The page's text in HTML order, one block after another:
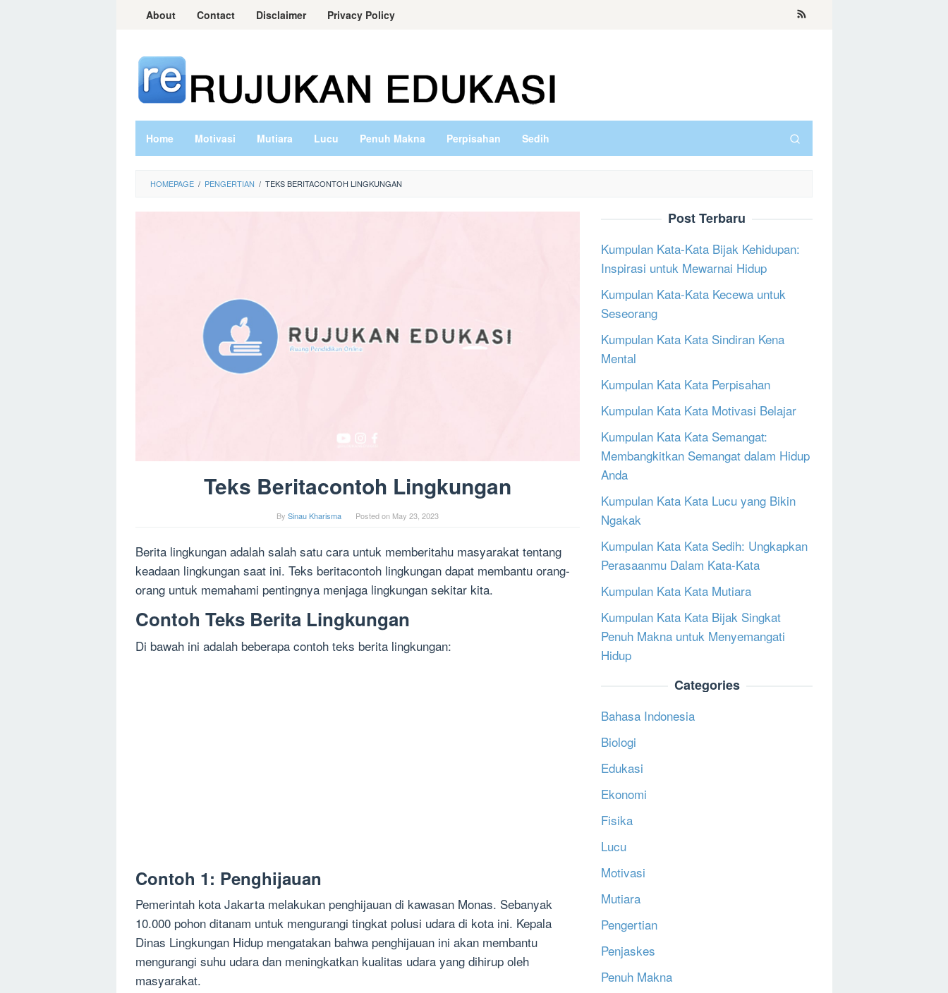
About Contact Disclaimer Privacy Policy
Home Motivasi Mutiara Lucu Penuh Makna Perpisahan Sedih
HOMEPAGE / PENGERTIAN / TEKS BERITACONTOH LINGKUNGAN
Teks Beritacontoh Lingkungan
By Sinau Kharisma Posted on May 23, 2023
Berita lingkungan adalah salah satu cara untuk memberitahu masyarakat tentang
keadaan lingkungan saat ini. Teks beritacontoh lingkungan dapat membantu orang-
orang untuk memahami pentingnya menjaga lingkungan sekitar kita.
Contoh Teks Berita Lingkungan
Di bawah ini adalah beberapa contoh teks berita lingkungan:
Contoh 1: Penghijauan
Pemerintah kota Jakarta melakukan penghijauan di kawasan Monas. Sebanyak
10.000 pohon ditanam untuk mengurangi tingkat polusi udara di kota ini. Kepala
Dinas Lingkungan Hidup mengatakan bahwa penghijauan ini akan membantu
mengurangi suhu udara dan meningkatkan kualitas udara yang dihirup oleh
masyarakat.
Post Terbaru
Kumpulan Kata-Kata Bijak Kehidupan:
Inspirasi untuk Mewarnai Hidup
Kumpulan Kata-Kata Kecewa untuk
Seseorang
Kumpulan Kata Kata Sindiran Kena
Mental
Kumpulan Kata Kata Perpisahan
Kumpulan Kata Kata Motivasi Belajar
Kumpulan Kata Kata Semangat:
Membangkitkan Semangat dalam Hidup
Anda
Kumpulan Kata Kata Lucu yang Bikin
Ngakak
Kumpulan Kata Kata Sedih: Ungkapkan
Perasaanmu Dalam Kata-Kata
Kumpulan Kata Kata Mutiara
Kumpulan Kata Kata Bijak Singkat
Penuh Makna untuk Menyemangati
Hidup
Categories
Bahasa Indonesia
Biologi
Edukasi
Ekonomi
Fisika
Lucu
Motivasi
Mutiara
Pengertian
Penjaskes
Penuh Makna